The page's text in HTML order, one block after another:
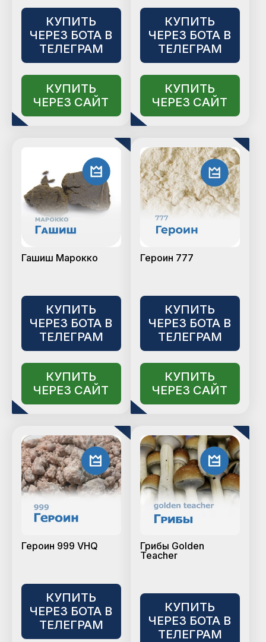
КУПИТЬ
ЧЕРЕЗ БОТА В
ТЕЛЕГРАМ
КУПИТЬ
ЧЕРЕЗ САЙТ
КУПИТЬ
ЧЕРЕЗ БОТА В
ТЕЛЕГРАМ
КУПИТЬ
ЧЕРЕЗ САЙТ
Гашиш Марокко
КУПИТЬ
ЧЕРЕЗ БОТА В
ТЕЛЕГРАМ
КУПИТЬ
ЧЕРЕЗ САЙТ
Героин 777
КУПИТЬ
ЧЕРЕЗ БОТА В
ТЕЛЕГРАМ
КУПИТЬ
ЧЕРЕЗ САЙТ
Героин 999 VHQ
КУПИТЬ
ЧЕРЕЗ БОТА В
ТЕЛЕГРАМ
Грибы Golden
Teacher
КУПИТЬ
ЧЕРЕЗ БОТА В
ТЕЛЕГРАМ